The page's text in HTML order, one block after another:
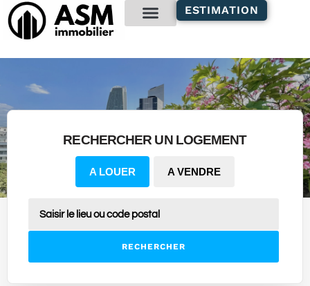
principal
ESTIMATION
RECHERCHER UN LOGEMENT
A LOUER A VENDRE
RECHERCHER